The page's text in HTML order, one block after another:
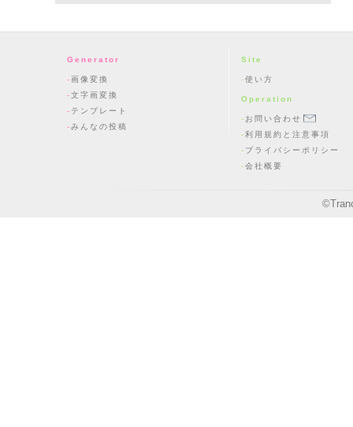
Generator
画像変換
文字画変換
テンプレート
みんなの投稿
Site
使い方
Operation
お問い合わせ
利用規約と注意事項
プライバシーポリシー
会社概要
©